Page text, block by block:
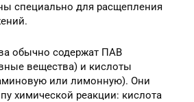
специально для расщепления
обычно содержат ПАВ
вещества) и кислоты
или лимонную). Они
химической реакции: кислота